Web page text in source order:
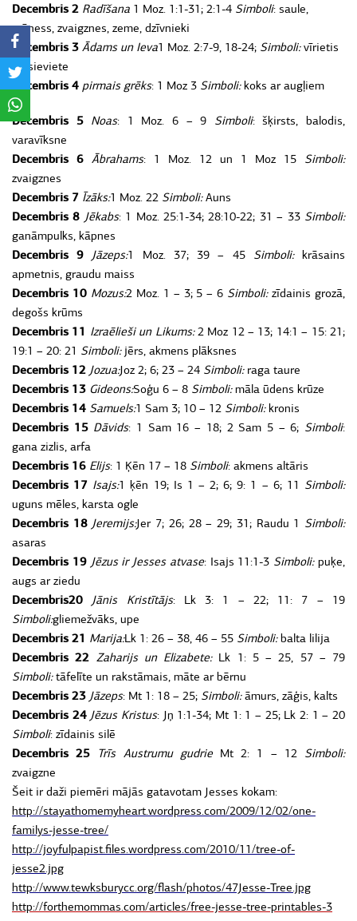
Decembris 2 Radīšana 1 Moz. 1:1-31; 2:1-4 Simboli: saule,
mēness, zvaigznes, zeme, dzīvnieki
Decembris 3 Ādams un Ieva1 Moz. 2:7-9, 18-24; Simboli:vīrietis
un sieviete
Decembris 4 pirmais grēks: 1 Moz 3 Simboli:koks ar augļiem
Decembris 5 Noas: 1 Moz. 6 – 9 Simboli: šķirsts, balodis,
varavīksne
Decembris 6 Ābrahams: 1 Moz. 12 un 1 Moz 15 Simboli:
zvaigznes
Decembris 7 Īzāks:1 Moz. 22 Simboli:Auns
Decembris 8 Jēkabs: 1 Moz. 25:1-34; 28:10-22; 31 – 33 Simboli:
ganāmpulks, kāpnes
Decembris 9 Jāzeps:1 Moz. 37; 39 – 45 Simboli:krāsains
apmetnis, graudu maiss
Decembris 10 Mozus:2 Moz. 1 – 3; 5 – 6 Simboli:zīdainis grozā,
degošs krūms
Decembris 11 Izraēlieši un Likums:2 Moz 12 – 13; 14:1 – 15: 21;
19:1 – 20: 21 Simboli:jērs, akmens plāksnes
Decembris 12 Jozua:Joz 2; 6; 23 – 24 Simboli:raga taure
Decembris 13 Gideons:Soģu 6 – 8 Simboli:māla ūdens krūze
Decembris 14 Samuels:1 Sam 3; 10 – 12 Simboli:kronis
Decembris 15 Dāvids: 1 Sam 16 – 18; 2 Sam 5 – 6; Simboli:
gana zizlis, arfa
Decembris 16 Elijs: 1 Ķēn 17 – 18 Simboli: akmens altāris
Decembris 17 Isajs:1 ķēn 19; Is 1 – 2; 6; 9: 1 – 6; 11 Simboli:
uguns mēles, karsta ogle
Decembris 18 Jeremijs:Jer 7; 26; 28 – 29; 31; Raudu 1 Simboli:
asaras
Decembris 19 Jēzus ir Jesses atvase: Isajs 11:1-3 Simboli:puķe,
augs ar ziedu
Decembris20 Jānis Kristītājs: Lk 3: 1 – 22; 11: 7 – 19
Simboli:gliemežvāks, upe
Decembris 21 Marija:Lk 1: 26 – 38, 46 – 55 Simboli:balta lilija
Decembris 22 Zaharijs un Elizabete:Lk 1: 5 – 25, 57 – 79
Simboli:tāfelīte un rakstāmais, māte ar bērnu
Decembris 23 Jāzeps: Mt 1: 18 – 25; Simboli:āmurs, zāģis, kalts
Decembris 24 Jēzus Kristus: Jņ 1:1-34; Mt 1: 1 – 25; Lk 2: 1 – 20
Simboli: zīdainis silē
Decembris 25 Trīs Austrumu gudrie Mt 2: 1 – 12 Simboli:
zvaigzne
Šeit ir daži piemēri mājās gatavotam Jesses kokam:
http://stayathomemyheart.wordpress.com/2009/12/02/one-
familys-jesse-tree/
http://joyfulpapist.files.wordpress.com/2010/11/tree-of-
jesse2.jpg
http://www.tewksburycc.org/flash/photos/47Jesse-Tree.jpg
http://forthemommas.com/articles/free-jesse-tree-printables-3